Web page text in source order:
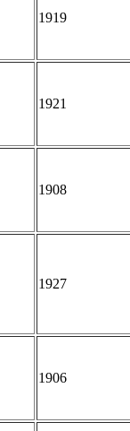
1919
1921
1908
1927
1906